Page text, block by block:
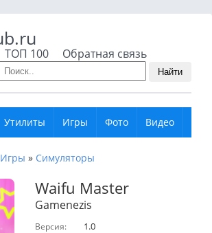
ТОП 100 Обратная связь
Найти
Утилиты Игры Фото Видео
Игры » Симуляторы
Waifu Master
Gamenezis
Версия: 1.0